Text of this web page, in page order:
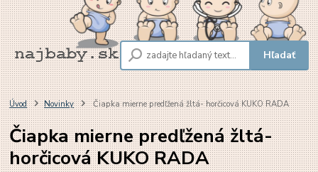
Hľadať
Úvod Novinky Čiapka mierne predľžená žltá- horčicová KUKO RADA
Čiapka mierne predľžená žltá-
horčicová KUKO RADA